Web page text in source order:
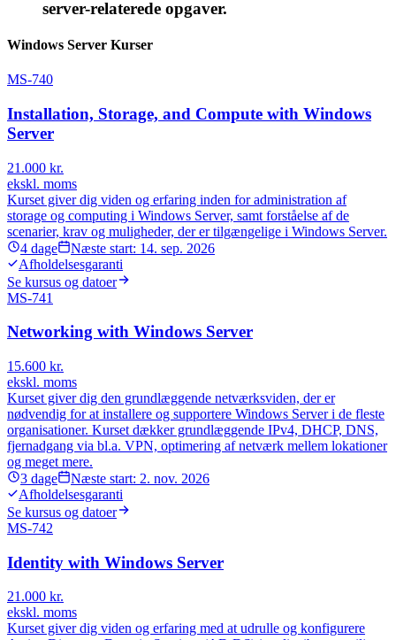
server-relaterede opgaver.
Windows Server Kurser
MS-740
Installation, Storage, and Compute with Windows
Server
21.000 kr.
ekskl. moms
Kurset giver dig viden og erfaring inden for administration af
storage og computing i Windows Server, samt forståelse af de
scenarier, krav og muligheder, der er tilgængelige i Windows Server.
4 dage Næste start: 14. sep. 2026
Afholdelsesgaranti
Se kursus og datoer
MS-741
Networking with Windows Server
15.600 kr.
ekskl. moms
Kurset giver dig den grundlæggende netværksviden, der er
nødvendig for at installere og supportere Windows Server i de fleste
organisationer. Kurset dækker grundlæggende IPv4, DHCP, DNS,
fjernadgang via bl.a. VPN, optimering af netværk mellem lokationer
og meget mere.
3 dage Næste start: 2. nov. 2026
Afholdelsesgaranti
Se kursus og datoer
MS-742
Identity with Windows Server
21.000 kr.
ekskl. moms
Kurset giver dig viden og erfaring med at udrulle og konfigurere